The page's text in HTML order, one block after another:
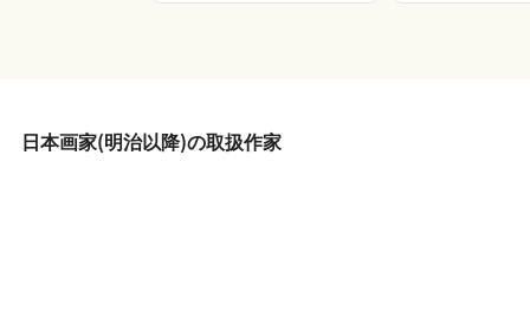
日本画家(明治以降)の取扱作家